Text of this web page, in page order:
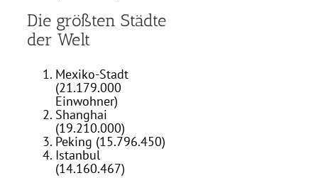
Die größten Städte
der Welt
Mexiko-Stadt
(21.179.000
Einwohner)
Shanghai
(19.210.000)
Peking (15.796.450)
Istanbul
(14.160.467)